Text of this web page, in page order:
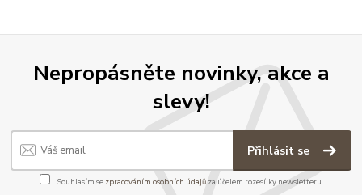
Nepropásněte novinky, akce a
slevy!
Přihlásit se
Souhlasím se zpracováním osobních údajůza účelem rozesílky newsletteru.